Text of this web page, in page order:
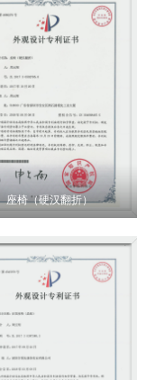
座椅（硬汉翻折）